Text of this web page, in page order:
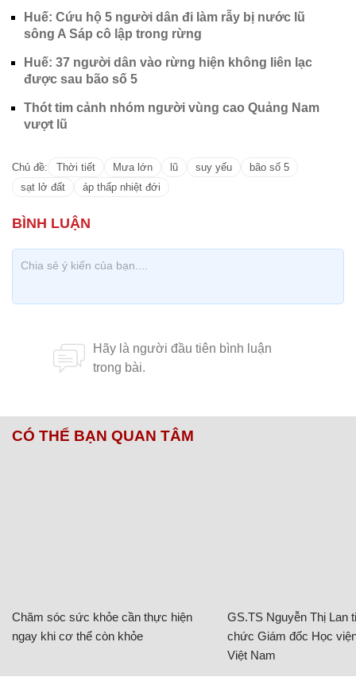
Huế: Cứu hộ 5 người dân đi làm rẫy bị nước lũ
sông A Sáp cô lập trong rừng
Huế: 37 người dân vào rừng hiện không liên lạc
được sau bão số 5
Thót tim cảnh nhóm người vùng cao Quảng Nam
vượt lũ
Chủ đề: Thời tiết Mưa lớn lũ suy yếu
bão số 5
sạt lở đất
áp thấp nhiệt đới
CÓ THỂ BẠN QUAN TÂM
Chăm sóc sức khỏe cần thực hiện
ngay khi cơ thể còn khỏe
GS.TS Nguyễn Thị Lan
chức Giám đốc Học
Việt Nam